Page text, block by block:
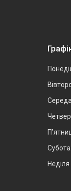
Середа
Четвер
Субота
Неділя